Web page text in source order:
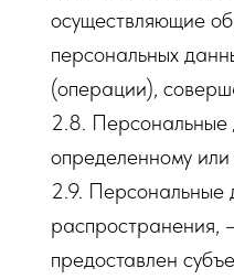
осуществляющие
персональных
(операции),
2.8.
определенному
2.9. Персональные
распространения,
предоставлен